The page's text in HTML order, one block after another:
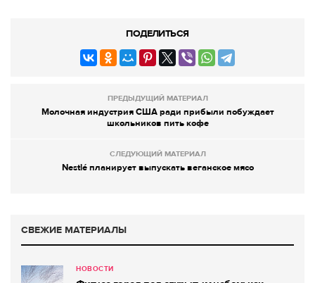
ПОДЕЛИТЬСЯ
ПРЕДЫДУЩИЙ МАТЕРИАЛ
Молочная индустрия США ради прибыли побуждает
школьников пить кофе
СЛЕДУЮЩИЙ МАТЕРИАЛ
Nestlé планирует выпускать веганское мясо
СВЕЖИЕ МАТЕРИАЛЫ
НОВОСТИ